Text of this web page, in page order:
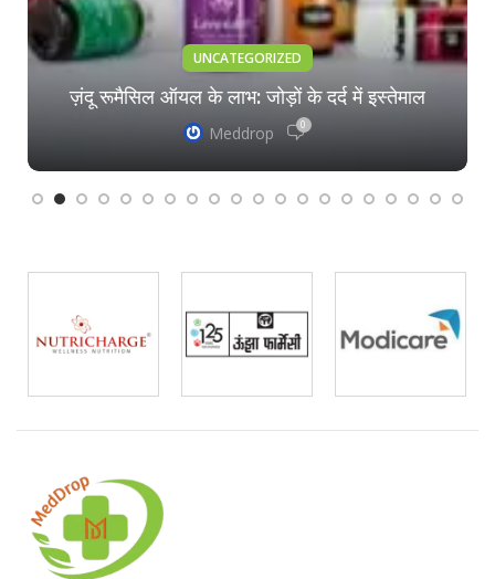
UNCATEGORIZED
ज़ंदू रूमैसिल ऑयल के लाभ: जोड़ों के दर्द में इस्तेमाल
Meddrop 0